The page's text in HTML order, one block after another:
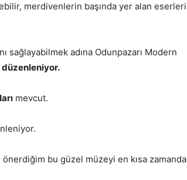
merdivenlerin başında yer alan eserleri
sağlayabilmek adına Odunpazarı Modern
mevcut.
bu güzel müzeyi en kısa zamanda